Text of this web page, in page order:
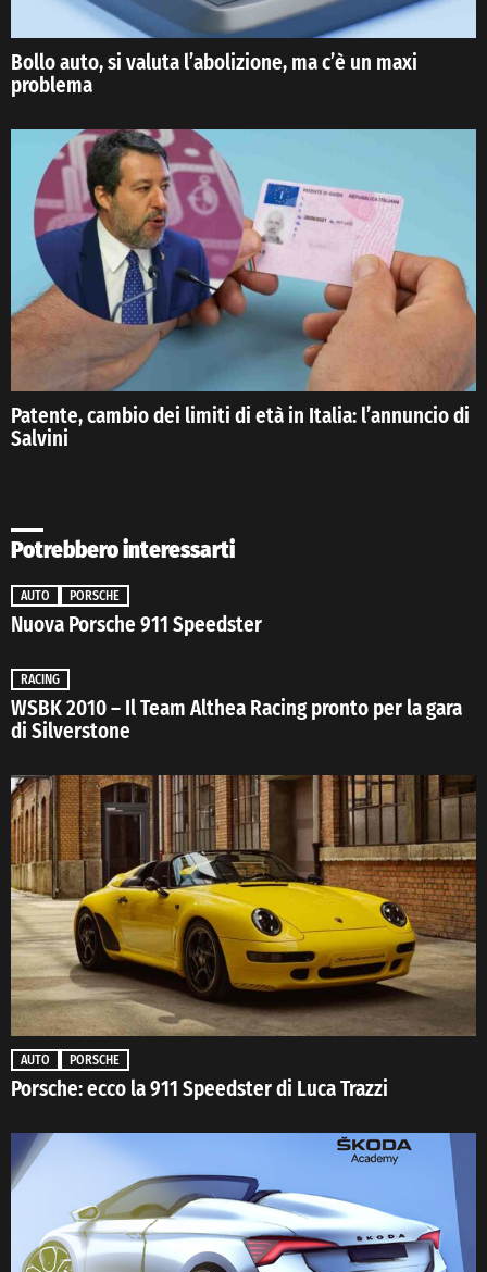
Bollo auto, si valuta l’abolizione, ma c’è un maxi
problema
Patente, cambio dei limiti di età in Italia: l’annuncio di
Salvini
Potrebbero interessarti
AUTO PORSCHE
Nuova Porsche 911 Speedster
RACING
WSBK 2010 – Il Team Althea Racing pronto per la gara
di Silverstone
AUTO PORSCHE
Porsche: ecco la 911 Speedster di Luca Trazzi